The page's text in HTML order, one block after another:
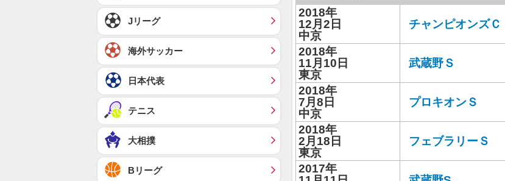
2018年
12月2日
中京
チャンピオンズＣ
2018年
11月10日
東京
武蔵野Ｓ
2018年
7月8日
中京
プロキオンＳ
2018年
2月18日
東京
フェブラリーＳ
2017年
Jリーグ
海外サッカー
日本代表
テニス
大相撲
Bリーグ